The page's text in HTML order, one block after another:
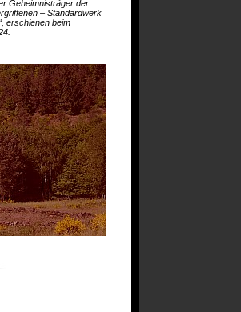
Geheimnisträger der
– Standardwerk
erschienen beim